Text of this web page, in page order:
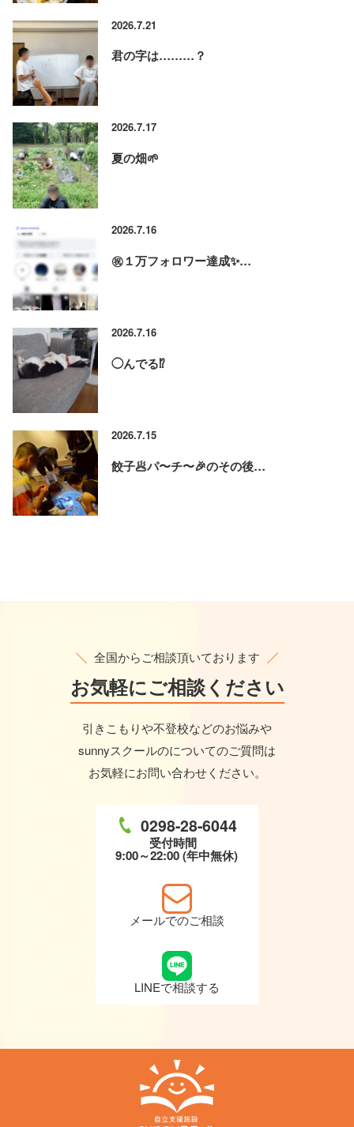
2026.7.21
君の字は………？
2026.7.17
夏の畑🌱
2026.7.16
㊗️１万フォロワー達成✨…
2026.7.16
◯んでる⁉️
2026.7.15
餃子🥟パ〜チ〜🎉のその後…
全国からご相談頂いております
お気軽にご相談ください
引きこもりや不登校などのお悩みや
sunnyスクールのについてのご質問は
お気軽にお問い合わせください。
0298-28-6044
受付時間
9:00～22:00 (年中無休)
メールでのご相談
LINEで相談する